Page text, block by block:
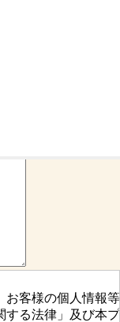
お客様の個人情報等
する法律」及び本プ